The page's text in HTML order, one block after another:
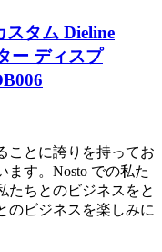
スタム Dieline
ー ディスプ
ことに誇りを持ってお
ます。Nosto での私た
たちとのビジネスをと
のビジネスを楽しみに